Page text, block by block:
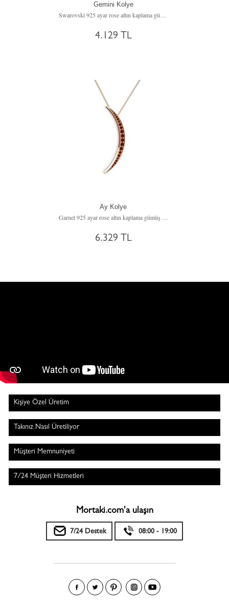
Gemini Kolye
4.129 TL
Ay Kolye
6.329 TL
Kişiye Özel Üretim
Takınız Nasıl Üretiliyor
Müşteri Memnuniyeti
7/24 Müşteri Hizmetleri
Mortaki.com'a ulaşın
7/24 Destek 08:00 - 19:00